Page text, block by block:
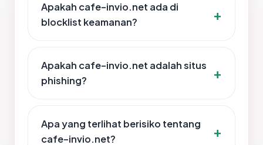
Apakah cafe-invio.net ada di
blocklist keamanan?
Apakah cafe-invio.net adalah situs
phishing?
Apa yang terlihat berisiko tentang
cafe-invio.net?